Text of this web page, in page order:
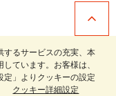
するサービスの充実、本
ています。お客様は、
定」よりクッキーの設定
クッキー詳細設定